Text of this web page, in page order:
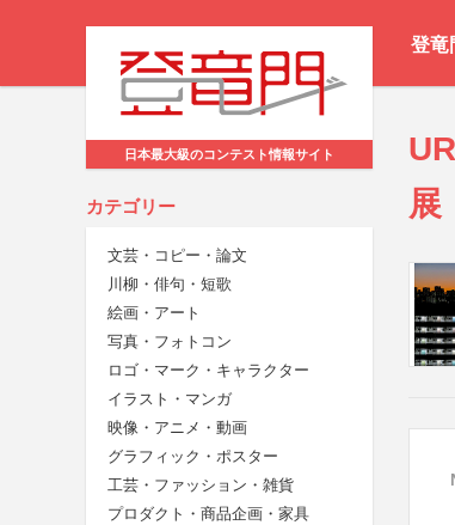
登竜
日本最大級のコンテスト情報サイト
カテゴリー
文芸・コピー・論文
川柳・俳句・短歌
絵画・アート
写真・フォトコン
ロゴ・マーク・キャラクター
イラスト・マンガ
映像・アニメ・動画
グラフィック・ポスター
工芸・ファッション・雑貨
プロダクト・商品企画・家具
展